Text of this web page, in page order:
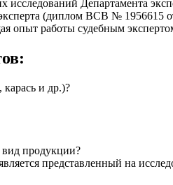
исследований Департамента
(диплом ВСВ № 1956615
работы судебным экспертом
и др.)?
продукции?
представленный на